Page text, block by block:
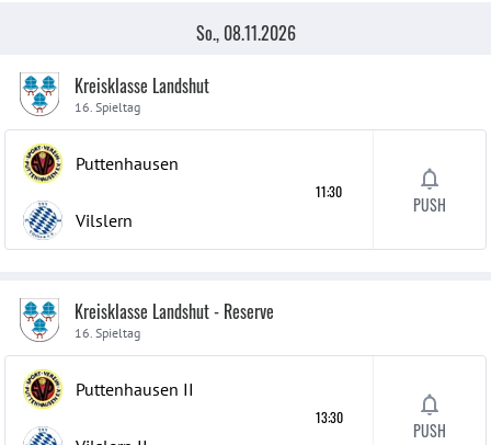
So., 08.11.2026
Kreisklasse Landshut
16. Spieltag
Puttenhausen
Vilslern
11:30
PUSH
Kreisklasse Landshut - Reserve
16. Spieltag
Puttenhausen II
13:30
PUSH